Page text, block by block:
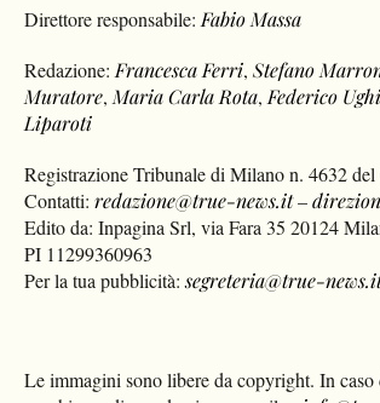
Direttore responsabile: Fabio Massa
Redazione: Francesca Ferri,Stefano
Muratore, Maria Carla Rota, Federico Ughi
Liparoti
Registrazione Tribunale di Milano n. 4632
Contatti:redazione@true-news.it–
Edito da: Inpagina Srl, via Fara 35 20124
PI 11299360963
Per la tua pubblicità:segreteria@true-
Le immagini sono libere da copyright. In caso